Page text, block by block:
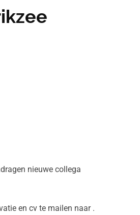
nieuwe collega
en cv te mailen naar .